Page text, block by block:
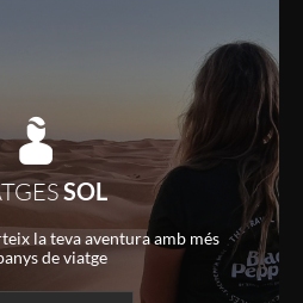
SOL
la teva aventura amb més
de viatge